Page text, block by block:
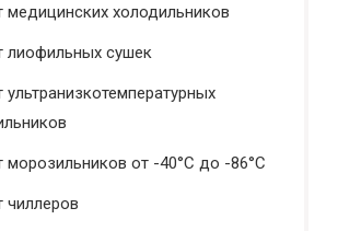
медицинских холодильников
лиофильных сушек
ультранизкотемпературных
морозильников от -40°C до -86°C
чиллеров